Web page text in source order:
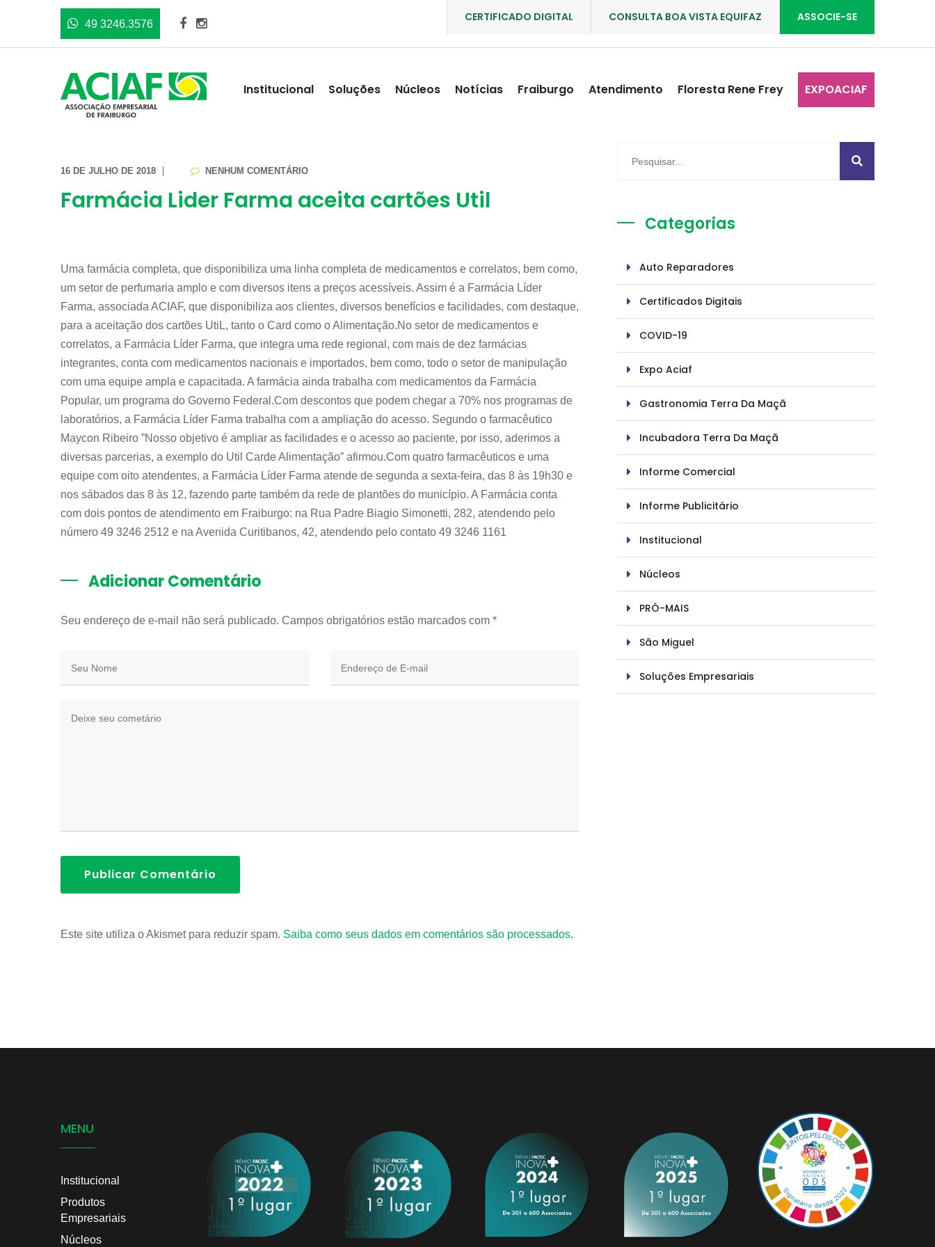
49 3246.3576
ASSOCIE-SE
CONSULTA BOA VISTA EQUIFAZ
CERTIFICADO DIGITAL
Institucional Soluções Núcleos Notícias Fraiburgo Atendimento Floresta Rene Frey EXPOACIAF
16 DE JULHO DE 2018 NENHUM COMENTÁRIO
Farmácia Lider Farma aceita cartões Util
Uma farmácia completa, que disponibiliza uma linha completa de medicamentos e correlatos, bem como,
um setor de perfumaria amplo e com diversos itens a preços acessíveis. Assim é a Farmácia Líder
Farma, associada ACIAF, que disponibiliza aos clientes, diversos benefícios e facilidades, com destaque,
para a aceitação dos cartões UtiL, tanto o Card como o Alimentação.No setor de medicamentos e
correlatos, a Farmácia Líder Farma, que integra uma rede regional, com mais de dez farmácias
integrantes, conta com medicamentos nacionais e importados, bem como, todo o setor de manipulação
com uma equipe ampla e capacitada. A farmácia ainda trabalha com medicamentos da Farmácia
Popular, um programa do Governo Federal.Com descontos que podem chegar a 70% nos programas de
laboratórios, a Farmácia Líder Farma trabalha com a ampliação do acesso. Segundo o farmacêutico
Maycon Ribeiro ”Nosso objetivo é ampliar as facilidades e o acesso ao paciente, por isso, aderimos a
diversas parcerias, a exemplo do Util Carde Alimentação” afirmou.Com quatro farmacêuticos e uma
equipe com oito atendentes, a Farmácia Líder Farma atende de segunda a sexta-feira, das 8 às 19h30 e
nos sábados das 8 às 12, fazendo parte também da rede de plantões do município. A Farmácia conta
com dois pontos de atendimento em Fraiburgo: na Rua Padre Biagio Simonetti, 282, atendendo pelo
número 49 3246 2512 e na Avenida Curitibanos, 42, atendendo pelo contato 49 3246 1161
Adicionar Comentário
Seu endereço de e-mail não será publicado. Campos obrigatórios estão marcados com *
Publicar Comentário
Este site utiliza o Akismet para reduzir spam. Saiba como seus dados em comentários são processados.
Categorias
Auto Reparadores
Certificados Digitais
COVID-19
Expo Aciaf
Gastronomia Terra Da Maçã
Incubadora Terra Da Maçã
Informe Comercial
Informe Publicitário
Institucional
Núcleos
PRÓ-MAIS
São Miguel
Soluções Empresariais
MENU
Institucional
Produtos
Empresariais
Núcleos